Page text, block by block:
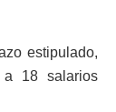
estipulado,
18 salarios